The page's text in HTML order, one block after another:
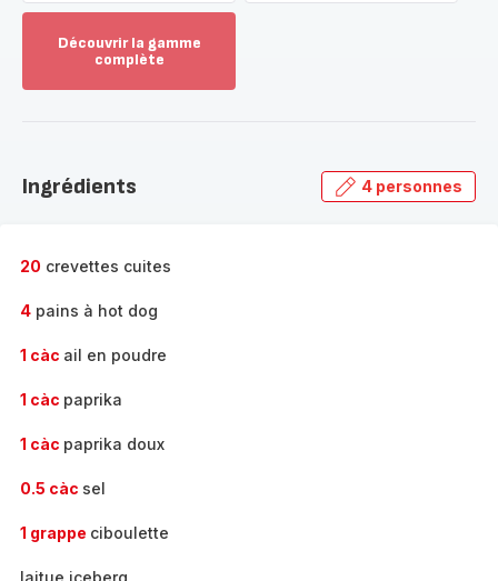
Découvrir la gamme
complète
gamme
Ingrédients 4 personnes
20 crevettes cuites
4 pains à hot dog
1 càc ail en poudre
1 càc paprika
1 càc paprika doux
0.5 càc sel
1 grappe ciboulette
laitue iceberg